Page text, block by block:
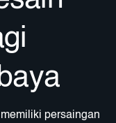
persaingan